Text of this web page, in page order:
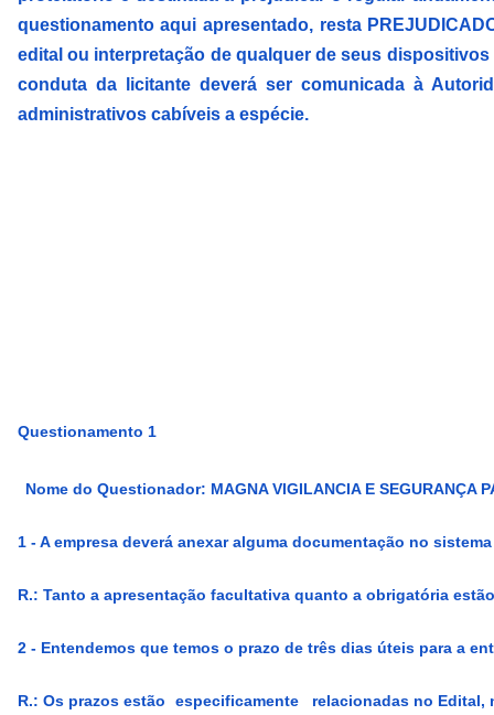
questionamento aqui apresentado, resta
edital ou interpretação de qualquer de seus
conduta da licitante deverá ser comunicada à
administrativos cabíveis a espécie.
Questionamento 1
Nome do Questionador: MAGNA VIGILANCIA E SEGURANÇA
1 - A empresa deverá anexar alguma documentação no
R.: Tanto a apresentação facultativa quanto a obrigatória
2 - Entendemos que temos o prazo de três dias úteis para a
R.: Os prazos estão especificamente relacionadas no Edital,